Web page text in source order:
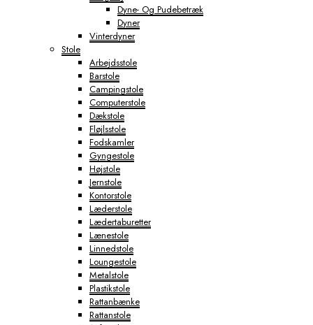
Dyne- Og Pudebetræk
Dyner
Vinterdyner
Stole
Arbejdsstole
Barstole
Campingstole
Computerstole
Dækstole
Fløjlsstole
Fodskamler
Gyngestole
Højstole
Jernstole
Kontorstole
Læderstole
Lædertaburetter
Lænestole
Linnedstole
Loungestole
Metalstole
Plastikstole
Rattanbænke
Rattanstole